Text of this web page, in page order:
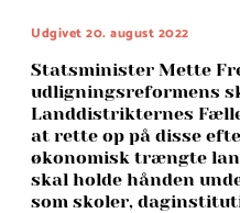
Udgivet 20. august 2022
Statsminister Mette
udligningsreformens
Landdistrikternes
at rette op på disse
økonomisk trængte
skal holde hånden
som skoler,